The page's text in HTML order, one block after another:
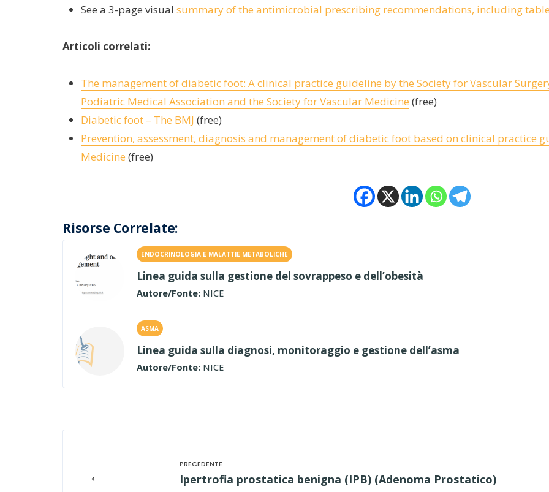
See a 3-page visual summary of the antimicrobial prescribing recommendations, including
Articoli correlati:
The management of diabetic foot: A clinical practice guideline by the Society for Vascular
Podiatric Medical Association and the Society for Vascular Medicine (free)
Diabetic foot – The BMJ (free)
Prevention, assessment, diagnosis and management of diabetic foot based on clinical practice
Medicine (free)
Risorse Correlate:
ENDOCRINOLOGIA E MALATTIE METABOLICHE
Linea guida sulla gestione del sovrappeso e dell’obesità
Autore/Fonte: NICE
ASMA
Linea guida sulla diagnosi, monitoraggio e gestione dell’asma
Autore/Fonte: NICE
← Ipertrofia prostatica benigna (IPB) (Adenoma Prostatico)